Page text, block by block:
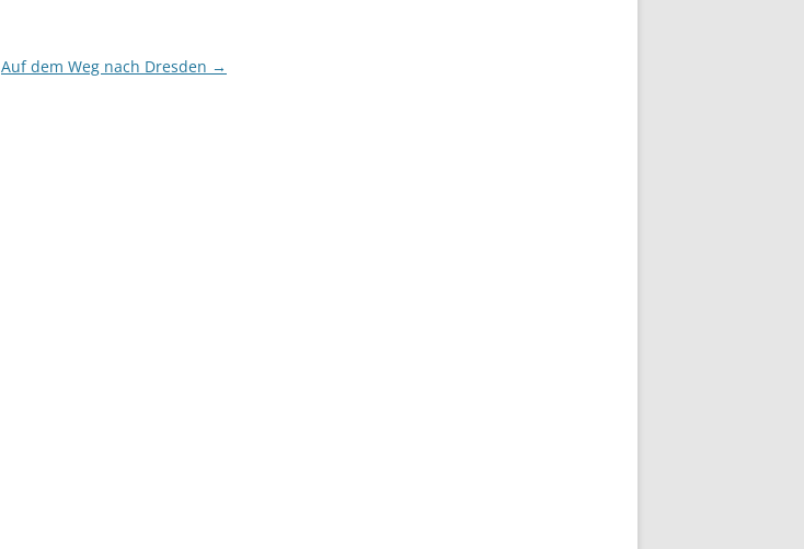
Sprecher, erklärt: „Spandau
bekommt eine…
Auf dem Weg nach Dresden →